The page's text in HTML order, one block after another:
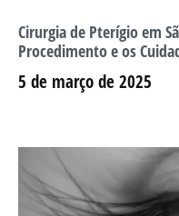
Cirurgia de Pterígio em
Procedimento e os
5 de março de 2025